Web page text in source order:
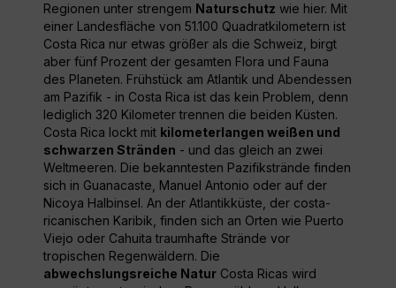
Regionen unter strengem Naturschutz wie hier. Mit
einer Landesfläche von 51.100 Quadratkilometern ist
Costa Rica nur etwas größer als die Schweiz, birgt
aber fünf Prozent der gesamten Flora und Fauna
des Planeten. Frühstück am Atlantik und Abendessen
am Pazifik - in Costa Rica ist das kein Problem, denn
lediglich 320 Kilometer trennen die beiden Küsten.
Costa Rica lockt mit kilometerlangen weißen und
schwarzen Stränden - und das gleich an zwei
Weltmeeren. Die bekanntesten Pazifikstrände finden
sich in Guanacaste, Manuel Antonio oder auf der
Nicoya Halbinsel. An der Atlantikküste, der costa-
ricanischen Karibik, finden sich an Orten wie Puerto
Viejo oder Cahuita traumhafte Strände vor
tropischen Regenwäldern. Die
abwechslungsreiche Natur Costa Ricas wird